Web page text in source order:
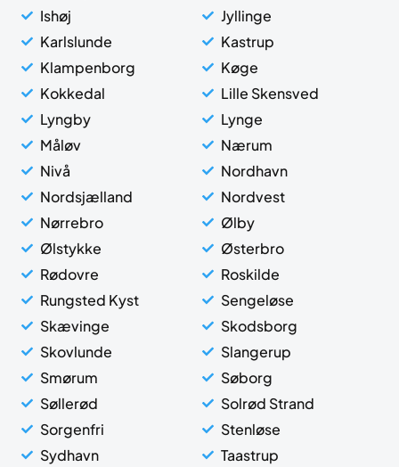
Ishøj
Jyllinge
Karlslunde
Kastrup
Klampenborg
Køge
Kokkedal
Lille Skensved
Lyngby
Lynge
Måløv
Nærum
Nivå
Nordhavn
Nordsjælland
Nordvest
Nørrebro
Ølby
Ølstykke
Østerbro
Rødovre
Roskilde
Rungsted Kyst
Sengeløse
Skævinge
Skodsborg
Skovlunde
Slangerup
Smørum
Søborg
Søllerød
Solrød Strand
Sorgenfri
Stenløse
Sydhavn
Taastrup